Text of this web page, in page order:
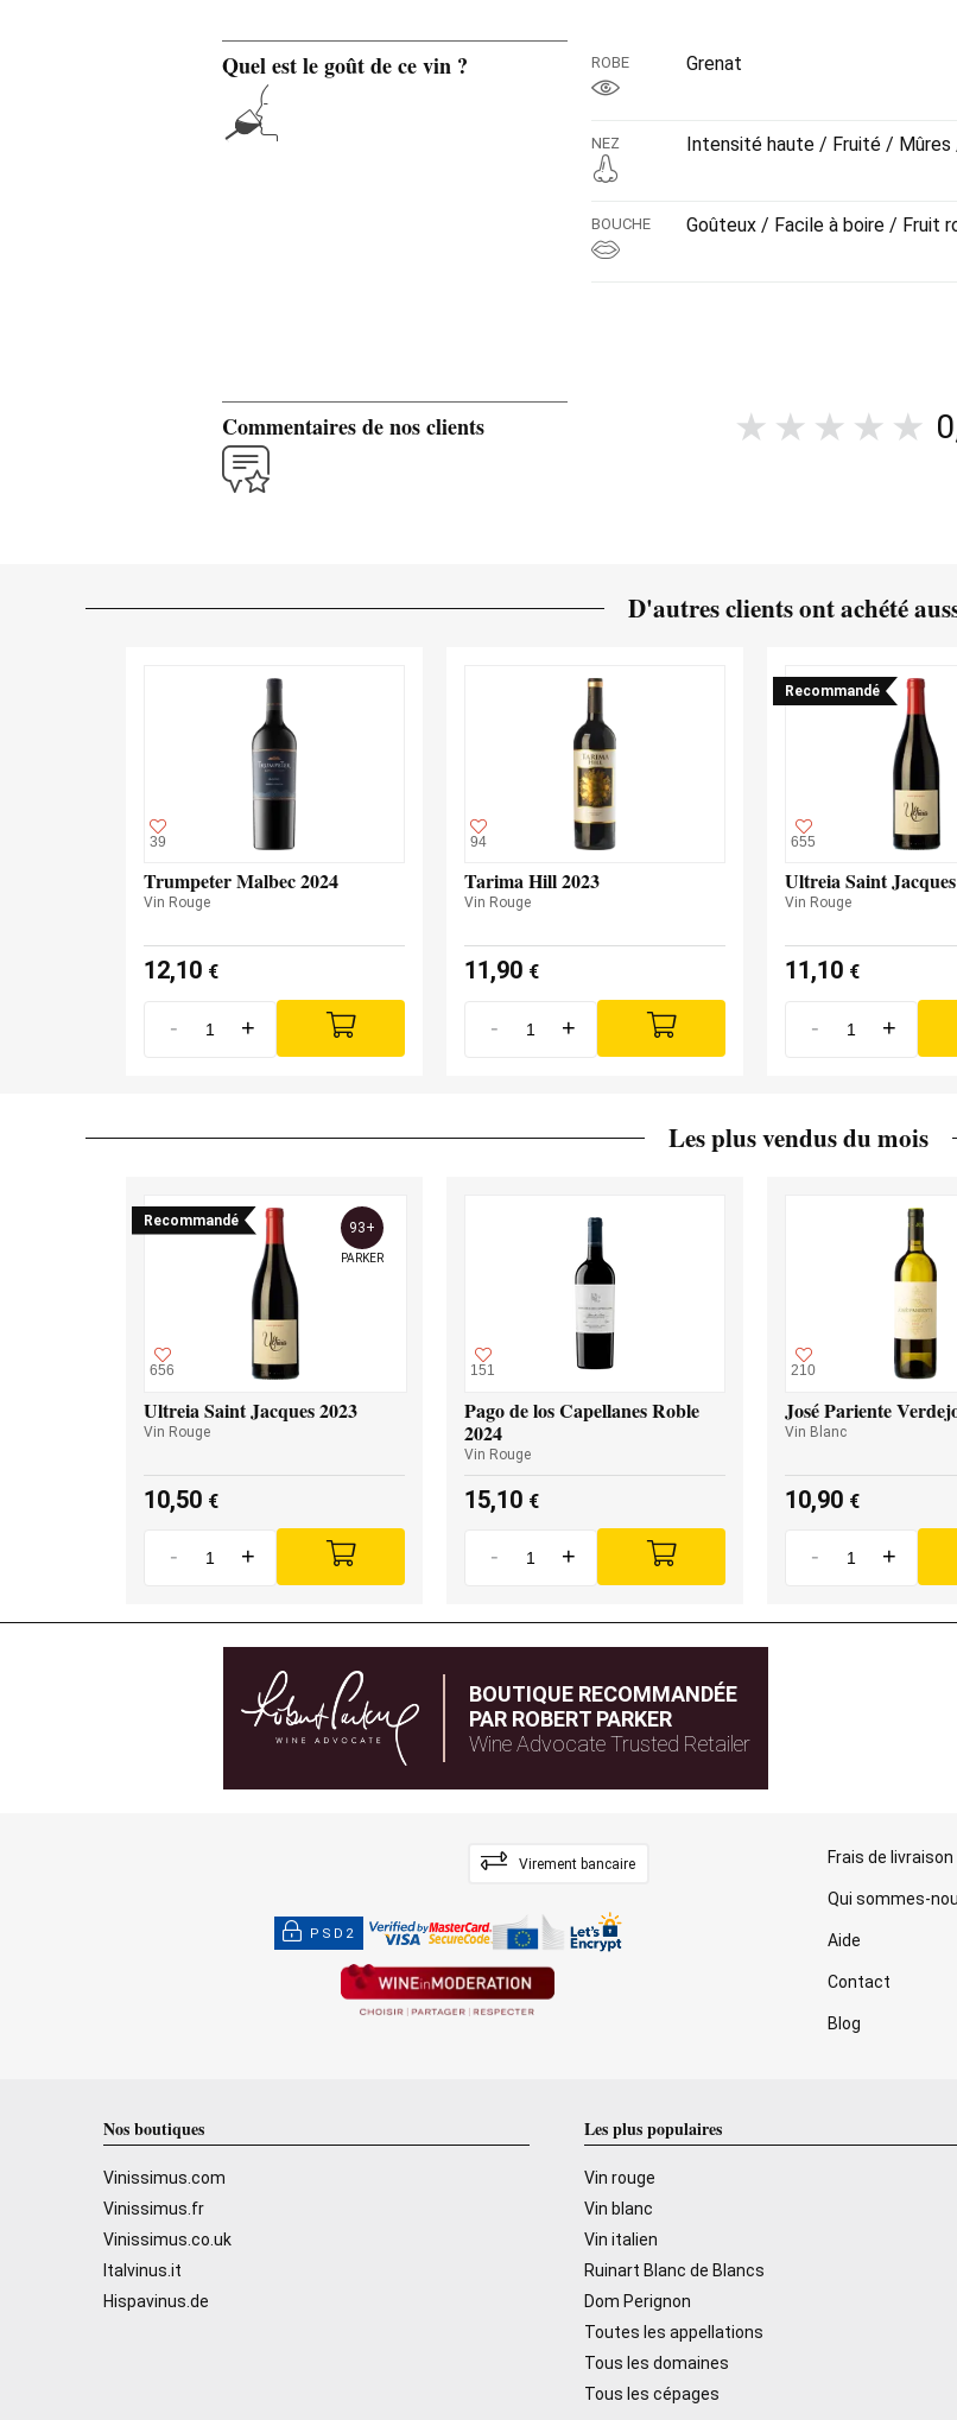
Quel est le goût de ce vin ? ROBE Grenat
NEZ Intensité haute / Fruité / Mûres
BOUCHE Goûteux / Facile à boire / Fruit
Commentaires de nos clients
D'autres clients ont achété
39
Trumpeter Malbec 2024
Vin Rouge
12,10 €
- +
94
Tarima Hill 2023
Vin Rouge
11,90 €
- +
Recommandé
655
Ultreia Saint
Vin Rouge
11,10 €
- +
Les plus vendus du mois
Recommandé
656
93+
PARKER
Ultreia Saint Jacques 2023
Vin Rouge
10,50 €
- +
151
Pago de los Capellanes Roble
2024
Vin Rouge
15,10 €
- +
210
José Pariente
Vin Blanc
10,90 €
- +
BOUTIQUE RECOMMANDÉE
PAR ROBERT PARKER
Wine Advocate Trusted Retailer
Virement bancaire
PSD2
Frais de livraison
Qui sommes-
Aide
Contact
Blog
Nos boutiques
Vinissimus.com
Vinissimus.fr
Vinissimus.co.uk
Italvinus.it
Hispavinus.de
Les plus populaires
Vin rouge
Vin blanc
Vin italien
Ruinart Blanc de Blancs
Dom Perignon
Toutes les appellations
Tous les domaines
Tous les cépages